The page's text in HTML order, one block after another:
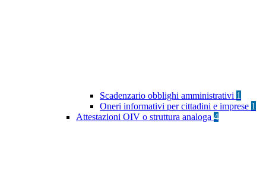
Scadenzario obblighi amministrativi 1
Oneri informativi per cittadini e imprese 1
Attestazioni OIV o struttura analoga 4